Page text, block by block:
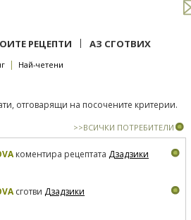
РЕЦЕПТИ | АЗ СГОТВИХ
| Най-четени
отговарящи на посочените критерии.
>>ВСИЧКИ ПОТРЕБИТЕЛИ
коментира рецептата Дзадзики
сготви Дзадзики